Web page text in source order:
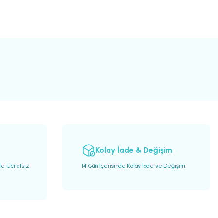
Ücretsiz
Kolay İade & Değişim
14 Gün İçerisinde Kolay İade ve Değişim